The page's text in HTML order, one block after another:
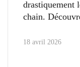
drastiquement
chain.
18 avril 2026